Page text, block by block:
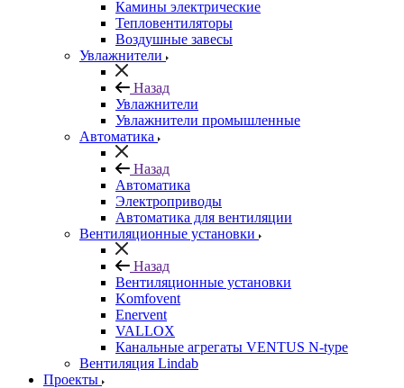
Камины электрические
Тепловентиляторы
Воздушные завесы
Увлажнители
Назад
Увлажнители
Увлажнители промышленные
Автоматика
Назад
Автоматика
Электроприводы
Автоматика для вентиляции
Вентиляционные установки
Назад
Вентиляционные установки
Komfovent
Enervent
VALLOX
Канальные агрегаты VENTUS N-type
Вентиляция Lindab
Проекты